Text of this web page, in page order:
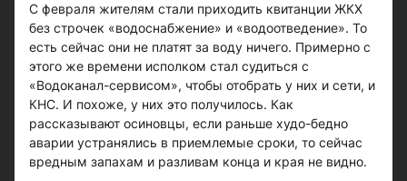
С февраля жителям стали приходить квитанции ЖКХ
без строчек «водоснабжение» и «водоотведение». То
есть сейчас они не платят за воду ничего. Примерно с
этого же времени исполком стал судиться с
«Водоканал-сервисом», чтобы отобрать у них и сети, и
КНС. И похоже, у них это получилось. Как
рассказывают осиновцы, если раньше худо-бедно
аварии устранялись в приемлемые сроки, то сейчас
вредным запахам и разливам конца и края не видно.